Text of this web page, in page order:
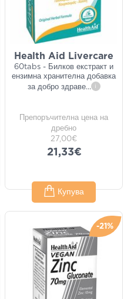
Health Aid Livercare
60tabs - Билков екстракт и
ензимна хранителна добавка
за добро здраве... i
Препоръчителна цена на
дребно
27,00€
21,33€
Купува
-21%